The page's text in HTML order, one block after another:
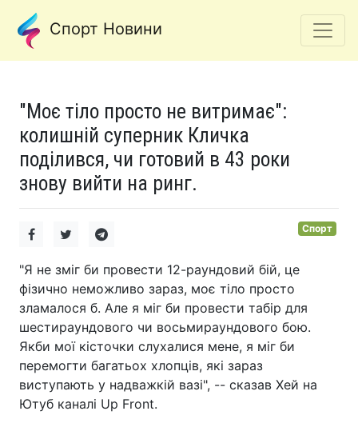
Спорт Новини
"Моє тіло просто не витримає":
колишній суперник Кличка
поділився, чи готовий в 43 роки
знову вийти на ринг.
Спорт
"Я не зміг би провести 12-раундовий бій, це
фізично неможливо зараз, моє тіло просто
зламалося б. Але я міг би провести табір для
шестираундового чи восьмираундового бою.
Якби мої кісточки слухалися мене, я міг би
перемогти багатьох хлопців, які зараз
виступають у надважкій вазі", -- сказав Хей на
Ютуб каналі Up Front.